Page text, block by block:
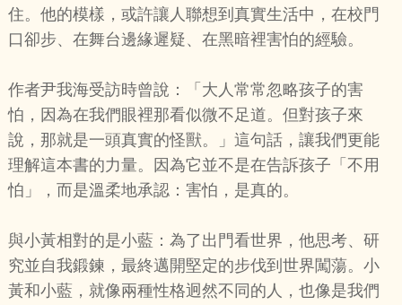
住。他的模樣，或許讓人聯想到真實生活中，在校門
口卻步、在舞台邊緣遲疑、在黑暗裡害怕的經驗。
作者尹我海受訪時曾說：「大人常常忽略孩子的害
怕，因為在我們眼裡那看似微不足道。但對孩子來
說，那就是一頭真實的怪獸。」這句話，讓我們更能
理解這本書的力量。因為它並不是在告訴孩子「不用
怕」，而是溫柔地承認：害怕，是真的。
與小黃相對的是小藍：為了出門看世界，他思考、研
究並自我鍛鍊，最終邁開堅定的步伐到世界闖蕩。小
黃和小藍，就像兩種性格迥然不同的人，也像是我們